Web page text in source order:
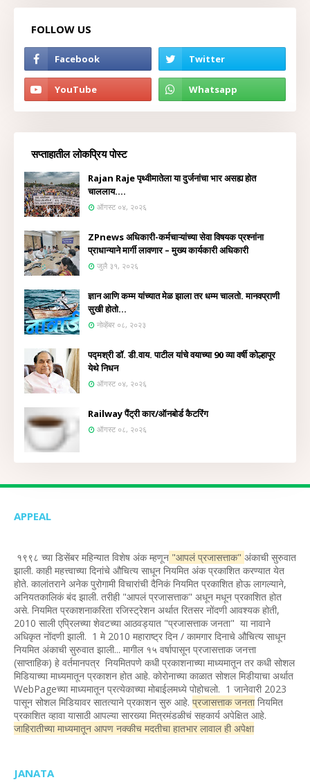
FOLLOW US
सप्ताहातील लोकप्रिय पोस्ट
Rajan Raje पृथ्वीमातेला या दुर्जनांचा भार असह्य होत
चाललाय....
ऑगस्ट ०४, २०२६
ZPnews अधिकारी-कर्मचाऱ्यांच्या सेवा विषयक प्रश्नांना
प्राधान्याने मार्गी लावणार – मुख्य कार्यकारी अधिकारी
जुलै ३१, २०२६
ज्ञान आणि कम्म यांच्यात मेळ झाला तर धम्म चालतो. मानवप्राणी
सुखी होतो...
नोव्हेंबर ०८, २०२३
पद्मश्री डॉ. डी.वाय. पाटील यांचे वयाच्या 90 व्या वर्षी कोल्हापूर
येथे निधन
ऑगस्ट ०४, २०२६
Railway पैंट्री कार/ऑनबोर्ड कैटरिंग
ऑगस्ट ०८, २०२६
APPEAL
१९९८ च्या डिसेंबर महिन्यात विशेष अंक म्हणून "आपलं प्रजासत्ताक" अंकाची सुरुवात
झाली. काही महत्त्वाच्या दिनांचे औचित्य साधून नियमित अंक प्रकाशित करण्यात येत
होते. कालांतराने अनेक पुरोगामी विचारांची दैनिकं नियमित प्रकाशित होऊ लागल्याने,
अनियतकालिकं बंद झाली. तरीही "आपलं प्रजासत्ताक" अधून मधून प्रकाशित होत
असे. नियमित प्रकाशनाकरिता रजिस्ट्रेशन अर्थात रितसर नोंदणी आवश्यक होती,
2010 साली एप्रिलच्या शेवटच्या आठवड्यात "प्रजासत्ताक जनता" या नावाने
अधिकृत नोंदणी झाली. 1 मे 2010 महाराष्ट्र दिन / कामगार दिनाचे औचित्य साधून
नियमित अंकाची सुरुवात झाली... मागील १५ वर्षापासून प्रजासत्ताक जनत्ता
(साप्ताहिक) हे वर्तमानपत्र नियमितपणे कधी प्रकाशनाच्या माध्यमातून तर कधी सोशल
मिडियाच्या माध्यमातून प्रकाशन होत आहे. कोरोनाच्या काळात सोशल मिडीयाचा अर्थात
WebPageच्या माध्यमातून प्रत्येकाच्या मोबाईलमध्ये पोहोचलो. 1 जानेवारी 2023
पासून सोशल मिडियावर सातत्याने प्रकाशन सुरु आहे. प्रजासत्ताक जनतानियमित
प्रकाशित व्हावा यासाठी आपल्या सारख्या मित्रमंडळीचं सहकार्य अपेक्षित आहे.
जाहिरातीच्या माध्यमातून आपण नक्कीच मदतीचा हातभार लावाल ही अपेक्षा
JANATA